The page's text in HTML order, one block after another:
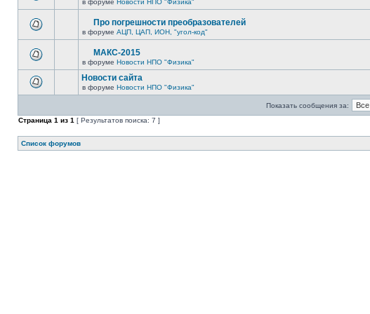
в форуме Новости НПО "Физика"
Про погрешности преобразователей
в форуме АЦП, ЦАП, ИОН, "угол-код"
МАКС-2015
в форуме Новости НПО "Физика"
Новости сайта
в форуме Новости НПО "Физика"
Показать сообщения за:
Страница 1 из 1 [ Результатов поиска: 7 ]
Список форумов